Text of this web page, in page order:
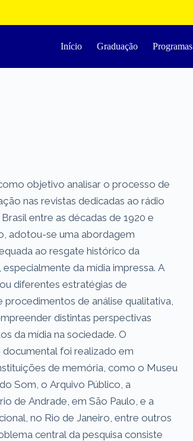
Início Graduação Programas
objetivo analisar o processo de
nas revistas dedicadas ao rádio
entre as décadas de 1920 e
adotou-se uma abordagem
ao resgate histórico da
da mídia impressa. A
diferentes estratégias de
procedimentos de análise qualitativa,
distintas perspectivas
da mídia na sociedade. O
foi realizado em
de memória, como o Museu
Som, o Arquivo Público, a
de Andrade, em São Paulo, e a
no Rio de Janeiro, entre outros
central da pesquisa consiste